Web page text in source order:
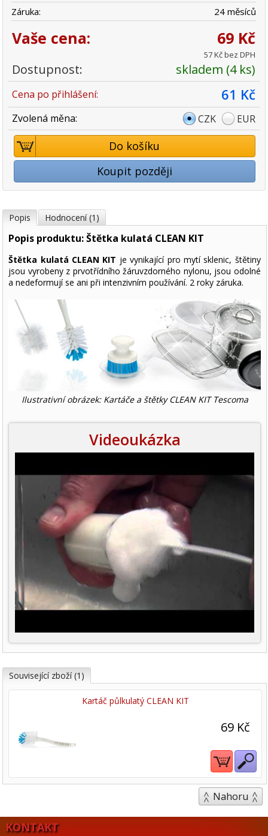
Záruka:
24 měsíců
Vaše cena: 69 Kč
57 Kč bez DPH
Dostupnost: skladem (4 ks)
Cena po přihlášení: 61 Kč
Zvolená měna: CZK EUR
Do košíku
Koupit později
Popis Hodnocení (1)
Popis produktu: Štětka kulatá CLEAN KIT
Štětka kulatá CLEAN KIT je vynikající pro mytí sklenic, štětiny
jsou vyrobeny z prvotřídního žáruvzdorného nylonu, jsou odolné
a nedeformují se ani při intenzivním používání. 2 roky záruka.
Ilustrativní obrázek: Kartáče a štětky CLEAN KIT Tescoma
Videoukázka
Související zboží (1)
Kartáč půlkulatý CLEAN KIT
69 Kč
Nahoru
KONTAKT